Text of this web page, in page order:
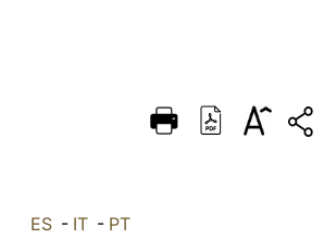
DEUTSCH
ES - IT - PT